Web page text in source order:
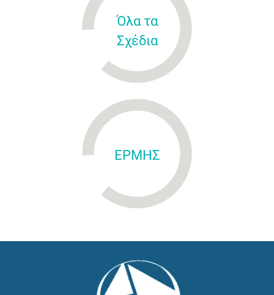
Όλα τα
Σχέδια
ΕΡΜΗΣ